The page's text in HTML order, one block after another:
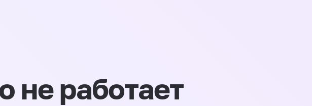
не работает